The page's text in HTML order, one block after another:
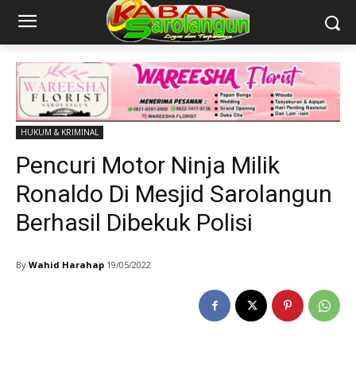
HUKUM & KRIMINAL
Pencuri Motor Ninja Milik
Ronaldo Di Mesjid Sarolangun
Berhasil Dibekuk Polisi
By Wahid Harahap 19/05/2022